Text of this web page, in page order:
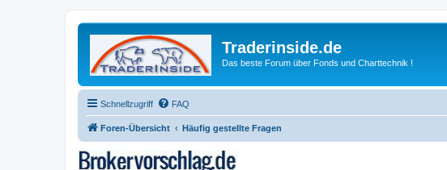
Traderinside.de
Das beste Forum über Fonds und Charttechnik !
Schnellzugriff FAQ
Foren-Übersicht Häufig gestellte Fragen